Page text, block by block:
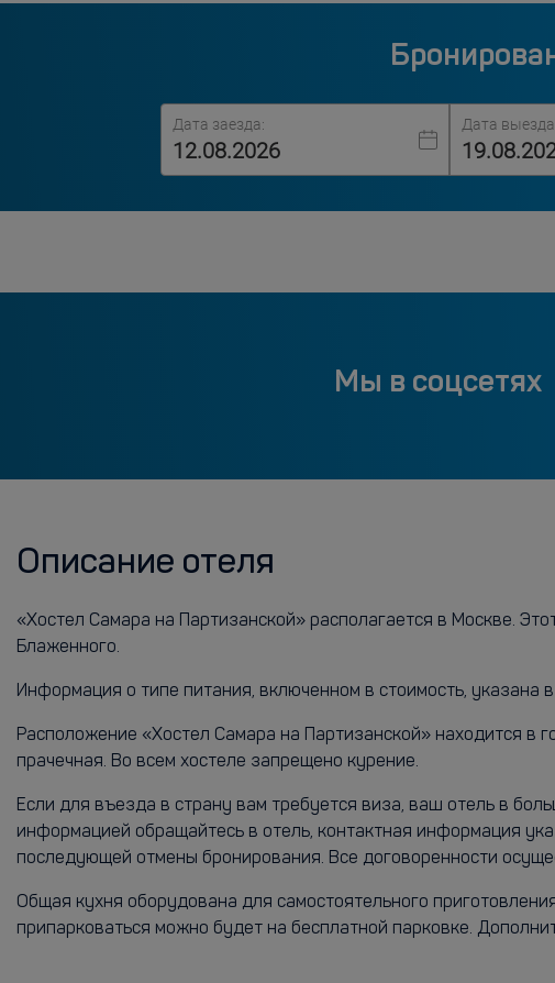
Дата заезда: Дата
Мы в соцсетях
Описание отеля
«Хостел Самара на Партизанской» располагается в Москве.
Блаженного.
Информация о типе питания, включенном в стоимость, указана
Расположение «Хостел Самара на Партизанской» находится в
прачечная. Во всем хостеле запрещено курение.
Если для въезда в страну вам требуется виза, ваш отель в
информацией обращайтесь в отель, контактная информация
последующей отмены бронирования. Все договоренности
Общая кухня оборудована для самостоятельного
припарковаться можно будет на бесплатной парковке.